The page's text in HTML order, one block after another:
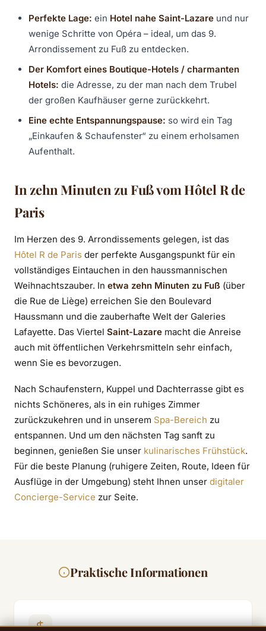
Perfekte Lage: ein Hotel nahe Saint-Lazare und nur
wenige Schritte von Opéra – ideal, um das 9.
Arrondissement zu Fuß zu entdecken.
Der Komfort eines Boutique-Hotels / charmanten
Hotels: die Adresse, zu der man nach dem Trubel
der großen Kaufhäuser gerne zurückkehrt.
Eine echte Entspannungspause: so wird ein Tag
„Einkaufen & Schaufenster“ zu einem erholsamen
Aufenthalt.
In zehn Minuten zu Fuß vom Hôtel R de
Paris
Im Herzen des 9. Arrondissements gelegen, ist das
Hôtel R de Paris der perfekte Ausgangspunkt für ein
vollständiges Eintauchen in den haussmannischen
Weihnachtszauber. In etwa zehn Minuten zu Fuß (über
die Rue de Liège) erreichen Sie den Boulevard
Haussmann und die zauberhafte Welt der Galeries
Lafayette. Das Viertel Saint-Lazare macht die Anreise
auch mit öffentlichen Verkehrsmitteln sehr einfach,
wenn Sie es bevorzugen.
Nach Schaufenstern, Kuppel und Dachterrasse gibt es
nichts Schöneres, als in ein ruhiges Zimmer
zurückzukehren und in unserem Spa-Bereich zu
entspannen. Und um den nächsten Tag sanft zu
beginnen, genießen Sie unser kulinarisches Frühstück.
Für die beste Planung (ruhigere Zeiten, Route, Ideen für
Ausflüge in der Umgebung) steht Ihnen unser digitaler
Concierge-Service zur Seite.
Praktische Informationen